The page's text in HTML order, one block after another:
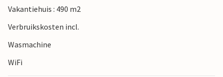
Vakantiehuis : 490 m2
Verbruikskosten incl.
Wasmachine
WiFi